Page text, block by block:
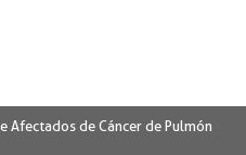
Afectados de Cáncer de Pulmón